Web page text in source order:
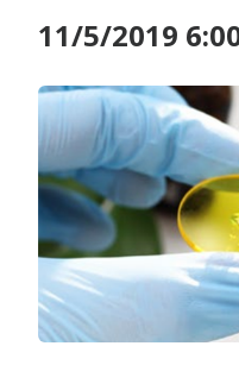
11/5/2019